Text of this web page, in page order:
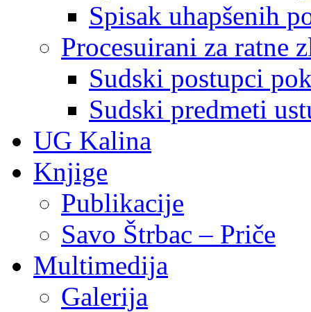
Spisak uhapšenih
Procesuirani za ratne
Sudski postupci
Sudski predmeti
UG Kalina
Knjige
Publikacije
Savo Štrbac – Priče
Multimedija
Galerija